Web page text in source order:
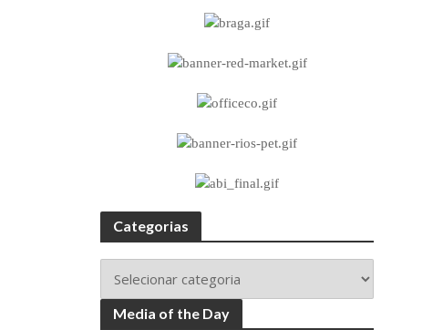
Categorias
Media of the Day